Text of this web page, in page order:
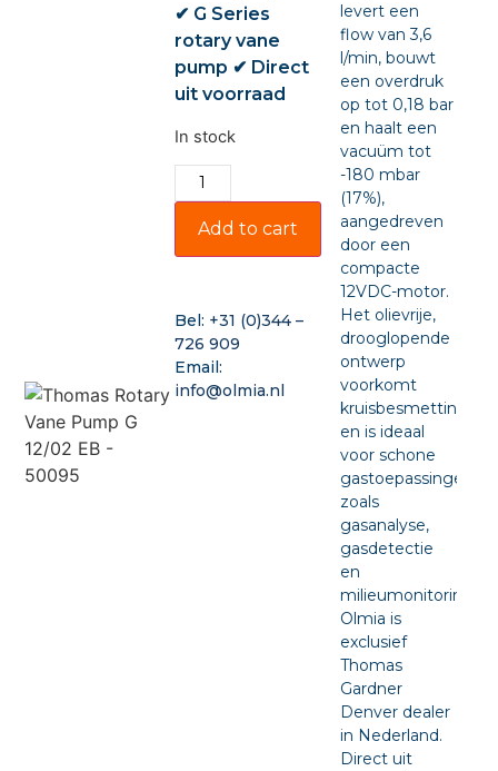
✔ G Series
rotary vane
pump ✔ Direct
uit voorraad
In stock
Add to cart
Bel: +31 (0)344 –
726 909
Email:
info@olmia.nl
levert een
flow van 3,6
l/min, bouwt
een overdruk
op tot 0,18 bar
en haalt een
vacuüm tot
-180 mbar
(17%),
aangedreven
door een
compacte
12VDC-motor.
Het olievrije,
drooglopende
ontwerp
voorkomt
kruisbesmetting
en is ideaal
voor schone
gastoepassingen
zoals
gasanalyse,
gasdetectie
en
milieumonitoring.
Olmia is
exclusief
Thomas
Gardner
Denver dealer
in Nederland.
Direct uit